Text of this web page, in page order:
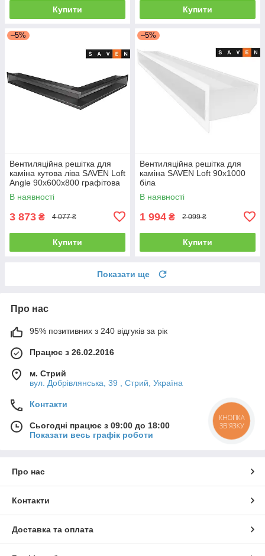
Купити Купити
–5%
Вентиляційна решітка для
каміна кутова ліва SAVEN Loft
Angle 90х600х800 графітова
В наявності
3 873 ₴ 4 077 ₴
Купити
–5%
Вентиляційна решітка для
каміна SAVEN Loft 90х1000
біла
В наявності
1 994 ₴ 2 099 ₴
Купити
Показати ще
Про нас
95% позитивних з 240 відгуків за рік
Працює з 26.02.2016
м. Стрий
вул. Добрівлянська, 39 , Стрий, Україна
Контакти
Сьогодні працює з 09:00 до 18:00
Показати весь графік роботи
Про нас
Контакти
Доставка та оплата
КНОПКА
ЗВ'ЯЗКУ